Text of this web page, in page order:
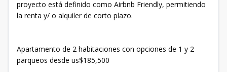
proyecto está definido como Airbnb Friendly, permitiendo
la renta y/ o alquiler de corto plazo.
Apartamento de 2 habitaciones con opciones de 1 y 2
parqueos desde us$185,500